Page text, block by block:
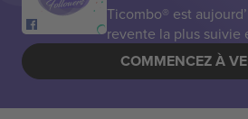
Ticombo® est
revente la plus suivie
COMMENCEZ À